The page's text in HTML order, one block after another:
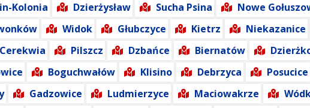
Kolonia Dzierżysław Sucha Psina Nowe
Widok Głubczyce Kietrz Niekazanice
Pilszcz Dzbańce Biernatów
Boguchwałów Klisino Debrzyca Posucice
Gadzowice Ludmierzyce Maciowakrze